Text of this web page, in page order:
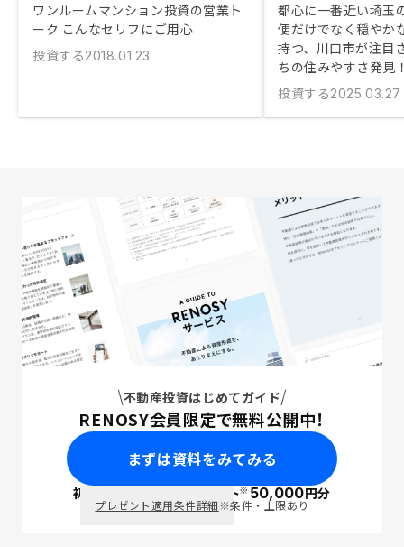
ワンルームマンション投資の営業ト
ーク こんなセリフにご用心
投資する2018.01.23
都心に一番近い埼玉
便だけでなく穏やか
持つ、川口市が注目
ちの住みやすさ発見
投資する2025.03.27
不動産投資はじめてガイド
RENOSY会員限定で無料公開中！
まずは資料をみてみる
初回面談で ポイント※50,000円分
プレゼント適用条件詳細※条件・上限あり